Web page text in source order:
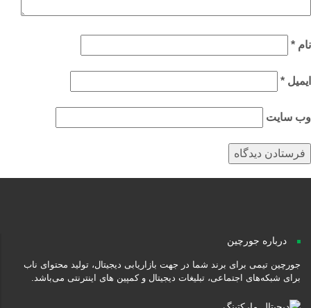
*
*
سایت
درباره جورچین
جورچین تیمی برای برند شما در جهت بازاریابی دیجیتال، تولید محتوای ناب
برای شبکه‌های اجتماعی، تبلیغات دیجیتال و کمپین های اینترنتی می‌باشد.